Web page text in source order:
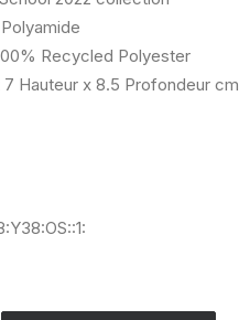
Recycled Polyester
Hauteur x 8.5 Profondeur cm